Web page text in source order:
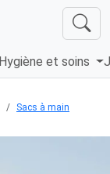
Hygiène et soins
Sacs à main